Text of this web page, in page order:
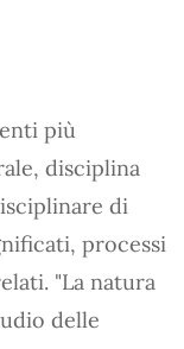
più
disciplina
di
processi
"La natura
delle